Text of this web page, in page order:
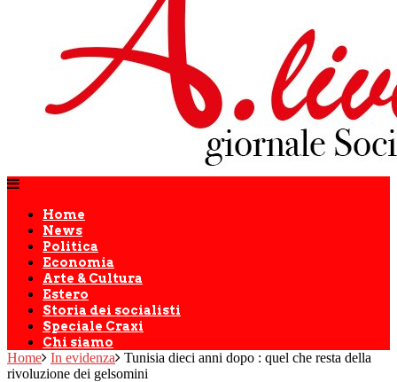
Home
News
Politica
Economia
Arte & Cultura
Estero
Storia dei socialisti
Speciale Craxi
Chi siamo
Home In evidenza
Tunisia dieci anni dopo : quel che resta della
rivoluzione dei gelsomini